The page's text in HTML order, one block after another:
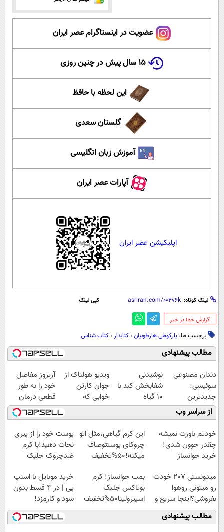
عضویت در اینستاگرام عصر ایران
۱۵ سال پیش در چنین روزی
این لحظه با حافظ
گلستان سعدی
آموزش زبان انگلیسی
آپارات عصر ایران
اپلیکیشن عصر ایران
لینک کوتاه: کپی لینک
‌گزارش خطا در خبر
برچسب ها: پارکوهی هارطونیان ، کتابدار ، کتاب شناس
مطالب پیشنهادی
دندان مصنوعی
سوئیسی:
جدیدترین
فناوری اروپا،
سبک و مقاوم |
پرداخت قسطی
نوشیدنی
شفابخش کبد با
10 گیاه
موثر(تخفیف تا
امشب)
ویدیو هولناک از
جوان کارتن
خوابی که
میلیاردر شد.
آموزش رایگان
آرتروز مفاصل
خود را به طور
قطعی درمان
کنید!
◗پرسش‌نامه◖
از سراسر وب
خودتم باورت نمیشه
چقدر جوون شدی!
خرید جوانساز
ویژه
این کرم گیاهی،مثل اتو
چروکای پوستتوصاف
میکنه!50%تخفیف
پوست خود را از پیری
نجات دهید!با کرم
ضدچروک جلبک
میدونستی 207 خودت
رو میتونی روهوا
بفروشی؟اینجا سریع و
راحت بفروش
بمب جوانساز! کرم
بوتاکس جلبک
اسپیرولینا50%تخفیف
خرید موبایل با اسنپ
پی | در ۴ قسط بدون
سود و کارمزد!
مطالب پیشنهادی